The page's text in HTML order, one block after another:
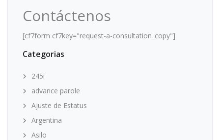
Contáctenos
[cf7form cf7key="request-a-consultation_copy"]
Categorias
245i
advance parole
Ajuste de Estatus
Argentina
Asilo